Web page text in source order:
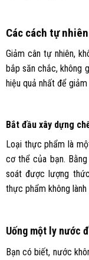
Các cách tự
Giảm cân tự nhiên,
bắp săn chắc, không
hiệu quả nhất để
Bắt đầu xây dựng
Loại thực phẩm là
cơ thể của bạn.
soát được lượng
thực phẩm không lành
Uống một ly nước
Bạn có biết, nước